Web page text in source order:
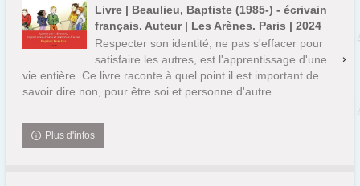
Livre | Beaulieu, Baptiste (1985-) - écrivain
français. Auteur | Les Arènes. Paris | 2024
Respecter son identité, ne pas s'effacer pour
satisfaire les autres, est l'apprentissage d'une
vie entière. Ce livre raconte à quel point il est important de
savoir dire non, pour être soi et personne d'autre.
Plus d'infos